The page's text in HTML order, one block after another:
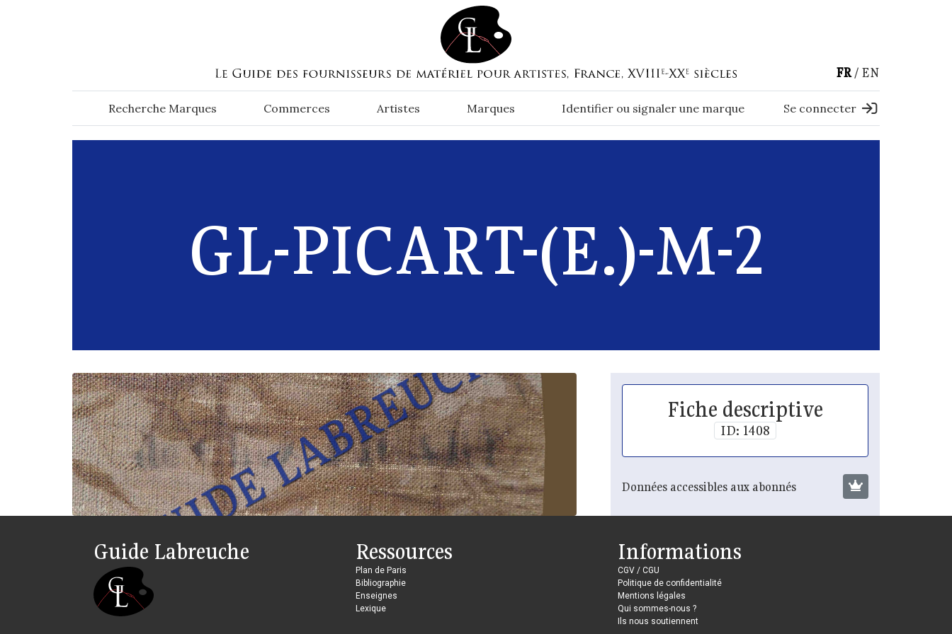
FR EN
Recherche Marques Commerces Artistes Marques Identifier ou signaler une marque Se connecter
GL-PICART-(E.)-M-2
Fiche descriptive
ID: 1408
Données accessibles aux abonnés
Guide Labreuche Ressources
Plan de Paris
Bibliographie
Enseignes
Lexique
Informations
CGV / CGU
Politique de confidentialité
Mentions légales
Qui sommes-nous ?
Ils nous soutiennent